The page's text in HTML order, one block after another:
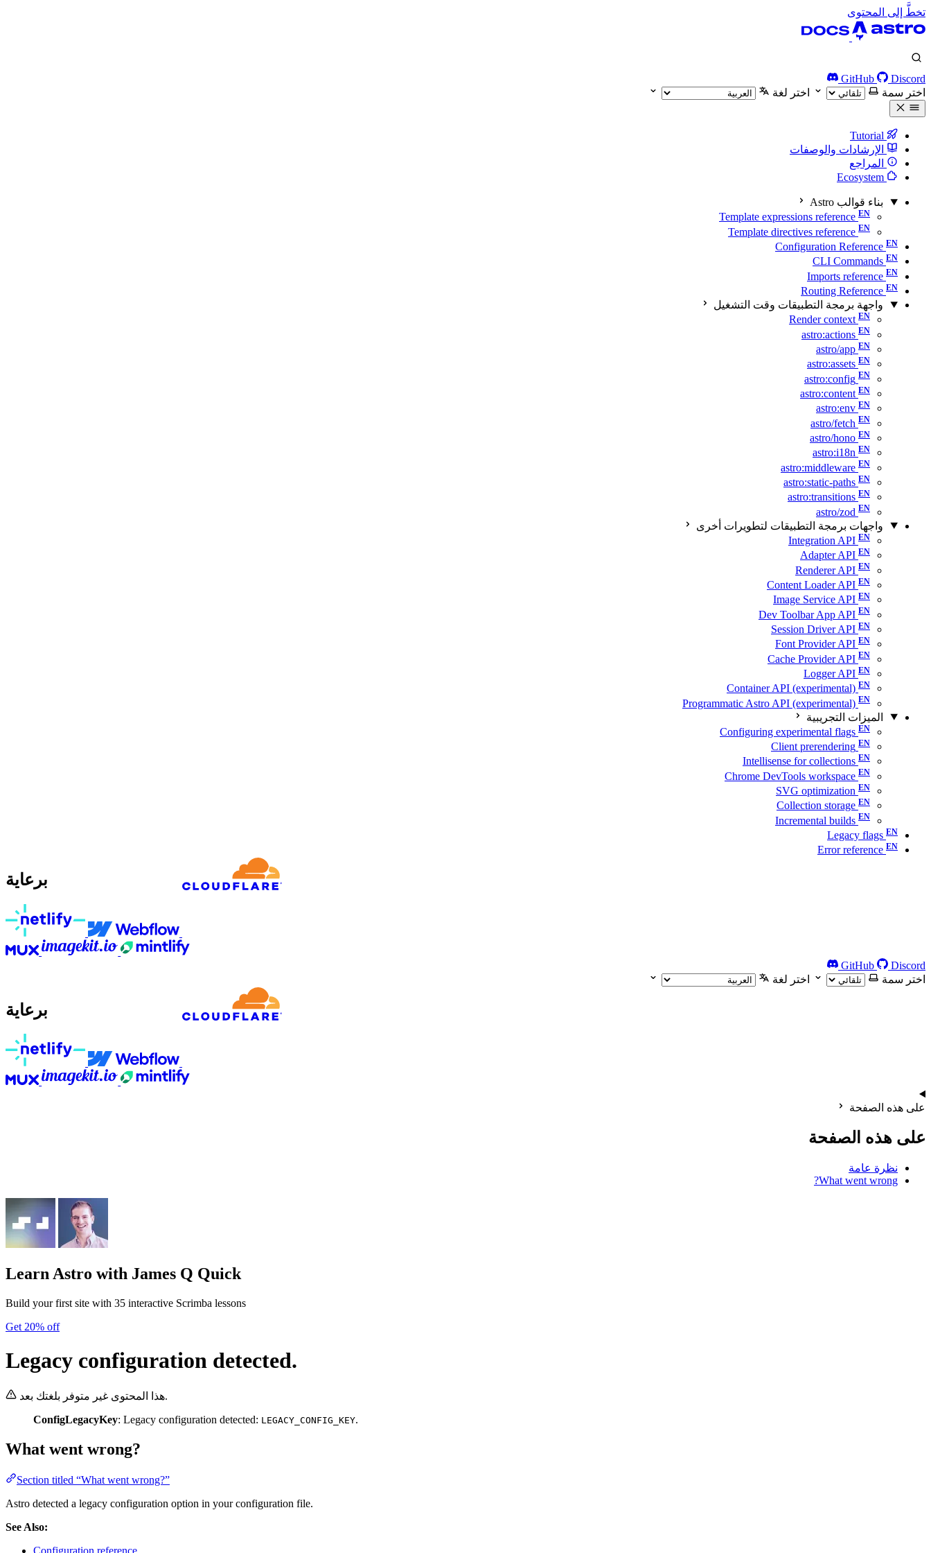
تخطَّ إلى المحتوى
GitHub
Discord
اختر سمة
اختر لغة
الإرشادات والوصفات
المراجع
بناء قوالب Astro
Template expressions reference
Template directives reference
Configuration Reference
CLI Commands
Imports reference
Routing Reference
واجهة برمجة التطبيقات وقت التشغيل
Render context
astro:actions
astro/app
astro:assets
astro:config
astro:content
astro:env
astro/fetch
astro/hono
astro:i18n
astro:middleware
astro:static-paths
astro:transitions
astro/zod
واجهات برمجة التطبيقات لتطويرات أخرى
Integration API
Adapter API
Renderer API
Content Loader API
Image Service API
Dev Toolbar App API
Session Driver API
Font Provider API
Cache Provider API
Logger API
Container API (experimental)
Programmatic Astro API (experimental)
الميزات التجريبية
Configuring experimental flags
Client prerendering
Intellisense for collections
Chrome DevTools workspace
SVG optimization
Collection storage
Incremental builds
Legacy flags
Error reference
برعاية
GitHub
Discord
اختر سمة
اختر لغة
برعاية
على هذه الصفحة
على هذه الصفحة
نظرة عامة
What went wrong?
Learn Astro with James Q Quick
Build your first site with 35 interactive Scrimba lessons
Get 20% off
Legacy configuration detected.
هذا المحتوى غير متوفر بلغتك بعد.
ConfigLegacyKey: Legacy configuration detected: LEGACY_CONFIG_KEY.
What went wrong?
Section titled “What went wrong?”
Astro detected a legacy configuration option in your configuration file.
See Also:
Configuration reference